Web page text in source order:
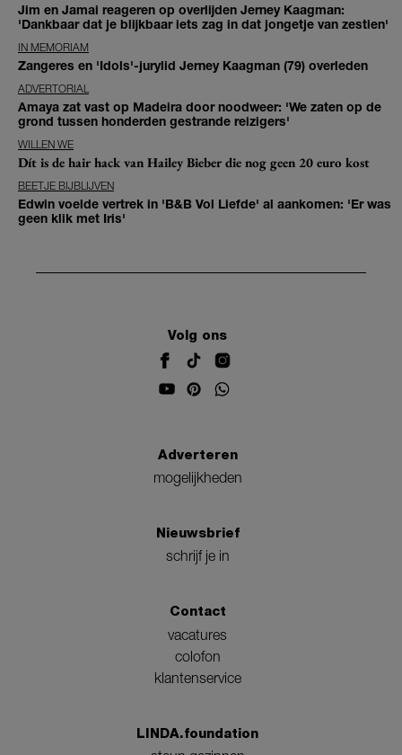
Jim en Jamai reageren op overlijden Jerney Kaagman:
'Dankbaar dat je blijkbaar iets zag in dat jongetje van zestien'
IN MEMORIAM
Zangeres en 'Idols'-jurylid Jerney Kaagman (79) overleden
ADVERTORIAL
Amaya zat vast op Madeira door noodweer: 'We zaten op de
grond tussen honderden gestrande reizigers'
WILLEN WE
Dít is de hair hack van Hailey Bieber die nog geen 20 euro kost
BEETJE BIJBLIJVEN
Edwin voelde vertrek in 'B&B Vol Liefde' al aankomen: 'Er was
geen klik met Iris'
Volg ons
Adverteren
mogelijkheden
Nieuwsbrief
schrijf je in
Contact
vacatures
colofon
klantenservice
LINDA.foundation